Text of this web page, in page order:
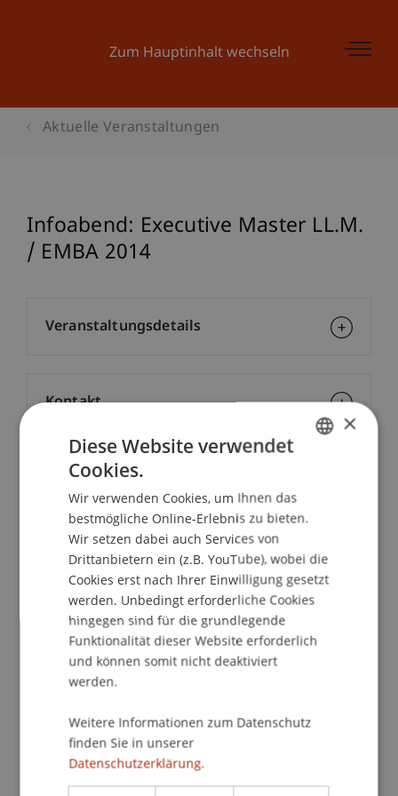
Zum Hauptinhalt wechseln
Aktuelle Veranstaltungen
Infoabend: Executive Master LL.M.
/ EMBA 2014
School/Professur:
Institut für Finanzdienstleistungen
Im September 2014 starten unsere
berufsbegleitenden Weiterbildungsstudiengänge:
Executive Master of Laws (LL.M.) im
Gesellschafts-, Stiftungs- und Trustrecht
Executive Master of Laws (LL.M.) in International
Taxation
Securities Law
Executive Master of Business Administration
(EMBA) in International Asset Management
Veranstaltungsdetails
Kontakt
×
Diese Website verwendet
Cookies.
Wir verwenden Cookies, um Ihnen das
bestmögliche Online-Erlebnis zu bieten.
Wir setzen dabei auch Services von
Drittanbietern ein (z.B. YouTube), wobei die
Cookies erst nach Ihrer Einwilligung gesetzt
werden. Unbedingt erforderliche Cookies
hingegen sind für die grundlegende
Funktionalität dieser Website erforderlich
und können somit nicht deaktiviert
werden.
Weitere Informationen zum Datenschutz
finden Sie in unserer
Datenschutzerklärung.